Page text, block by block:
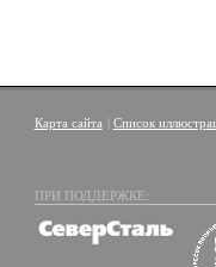
Карта сайта| Список
ПРИ ПОДДЕРЖКЕ: